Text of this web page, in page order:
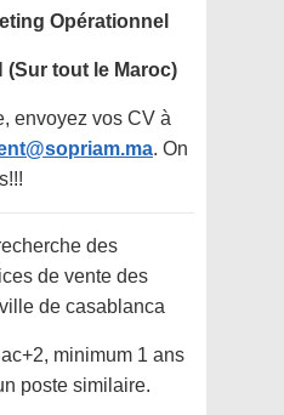
Opérationnel
(Sur tout le Maroc)
envoyez vos CV à
. On
des
de vente des
de casablanca
minimum 1 ans
poste similaire.